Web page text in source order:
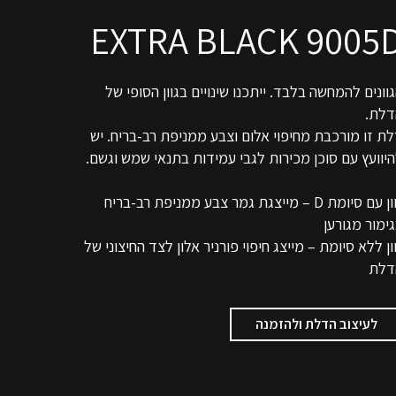
EXTRA BLACK
להמחשה בלבד. ייתכנו שינויים בגוון הסופי של
זו מורכבת מחיפוי אלום וצבע ממניפת רב-בריח. יש
עם סוכן מכירות לגבי עמידות בתנאי שמש וגשם.
גוון עם סיומת D – מייצגת גמר צבע ממניפת רב-בריח
מגורען
ללא סיומת – מייצג חיפוי פורניר אלון לצד החיצוני של
לעיצוב הדלת ולהזמנה